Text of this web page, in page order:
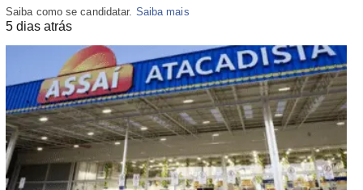
Saiba como se candidatar. Saiba mais
5 dias atrás